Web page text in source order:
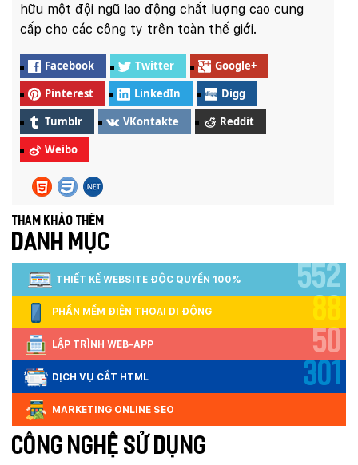
hữu một đội ngũ lao động chất lượng cao cung
cấp cho các công ty trên toàn thế giới.
Facebook Twitter
Google+
Pinterest
LinkedIn
Digg
Tumblr
VKontakte
Reddit
Weibo
Tham khảo thêm
DANH MỤC
THIẾT KẾ WEBSITE ĐỘC QUYỀN 100% 552
PHẦN MỀM ĐIỆN THOẠI DI ĐỘNG 88
LẬP TRÌNH WEB-APP 50
DỊCH VỤ CẮT HTML 301
MARKETING ONLINE SEO
CÔNG NGHỆ SỬ DỤNG